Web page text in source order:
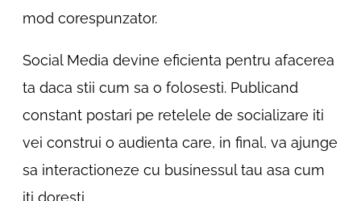
mod corespunzator.
Social Media devine eficienta pentru afacerea
ta daca stii cum sa o folosesti. Publicand
constant postari pe retelele de socializare iti
vei construi o audienta care, in final, va ajunge
sa interactioneze cu businessul tau asa cum
iti doresti.